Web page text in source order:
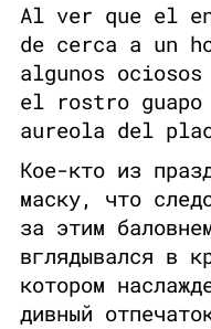
Al ver que el
de cerca a un
algunos
el rostro
aureola del
Кое-кто из
маску, что
за этим
вглядывался в
котором
дивный